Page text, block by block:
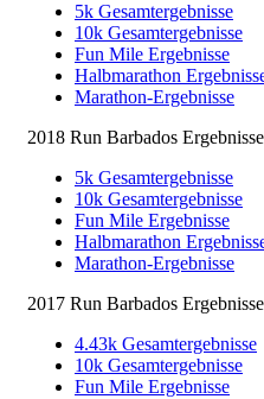
5k Gesamtergebnisse
10k Gesamtergebnisse
Fun Mile Ergebnisse
Halbmarathon
Marathon-Ergebnisse
2018 Run Barbados Ergebnisse
5k Gesamtergebnisse
10k Gesamtergebnisse
Fun Mile Ergebnisse
Halbmarathon
Marathon-Ergebnisse
2017 Run Barbados Ergebnisse
4.43k Gesamtergebnisse
10k Gesamtergebnisse
Fun Mile Ergebnisse